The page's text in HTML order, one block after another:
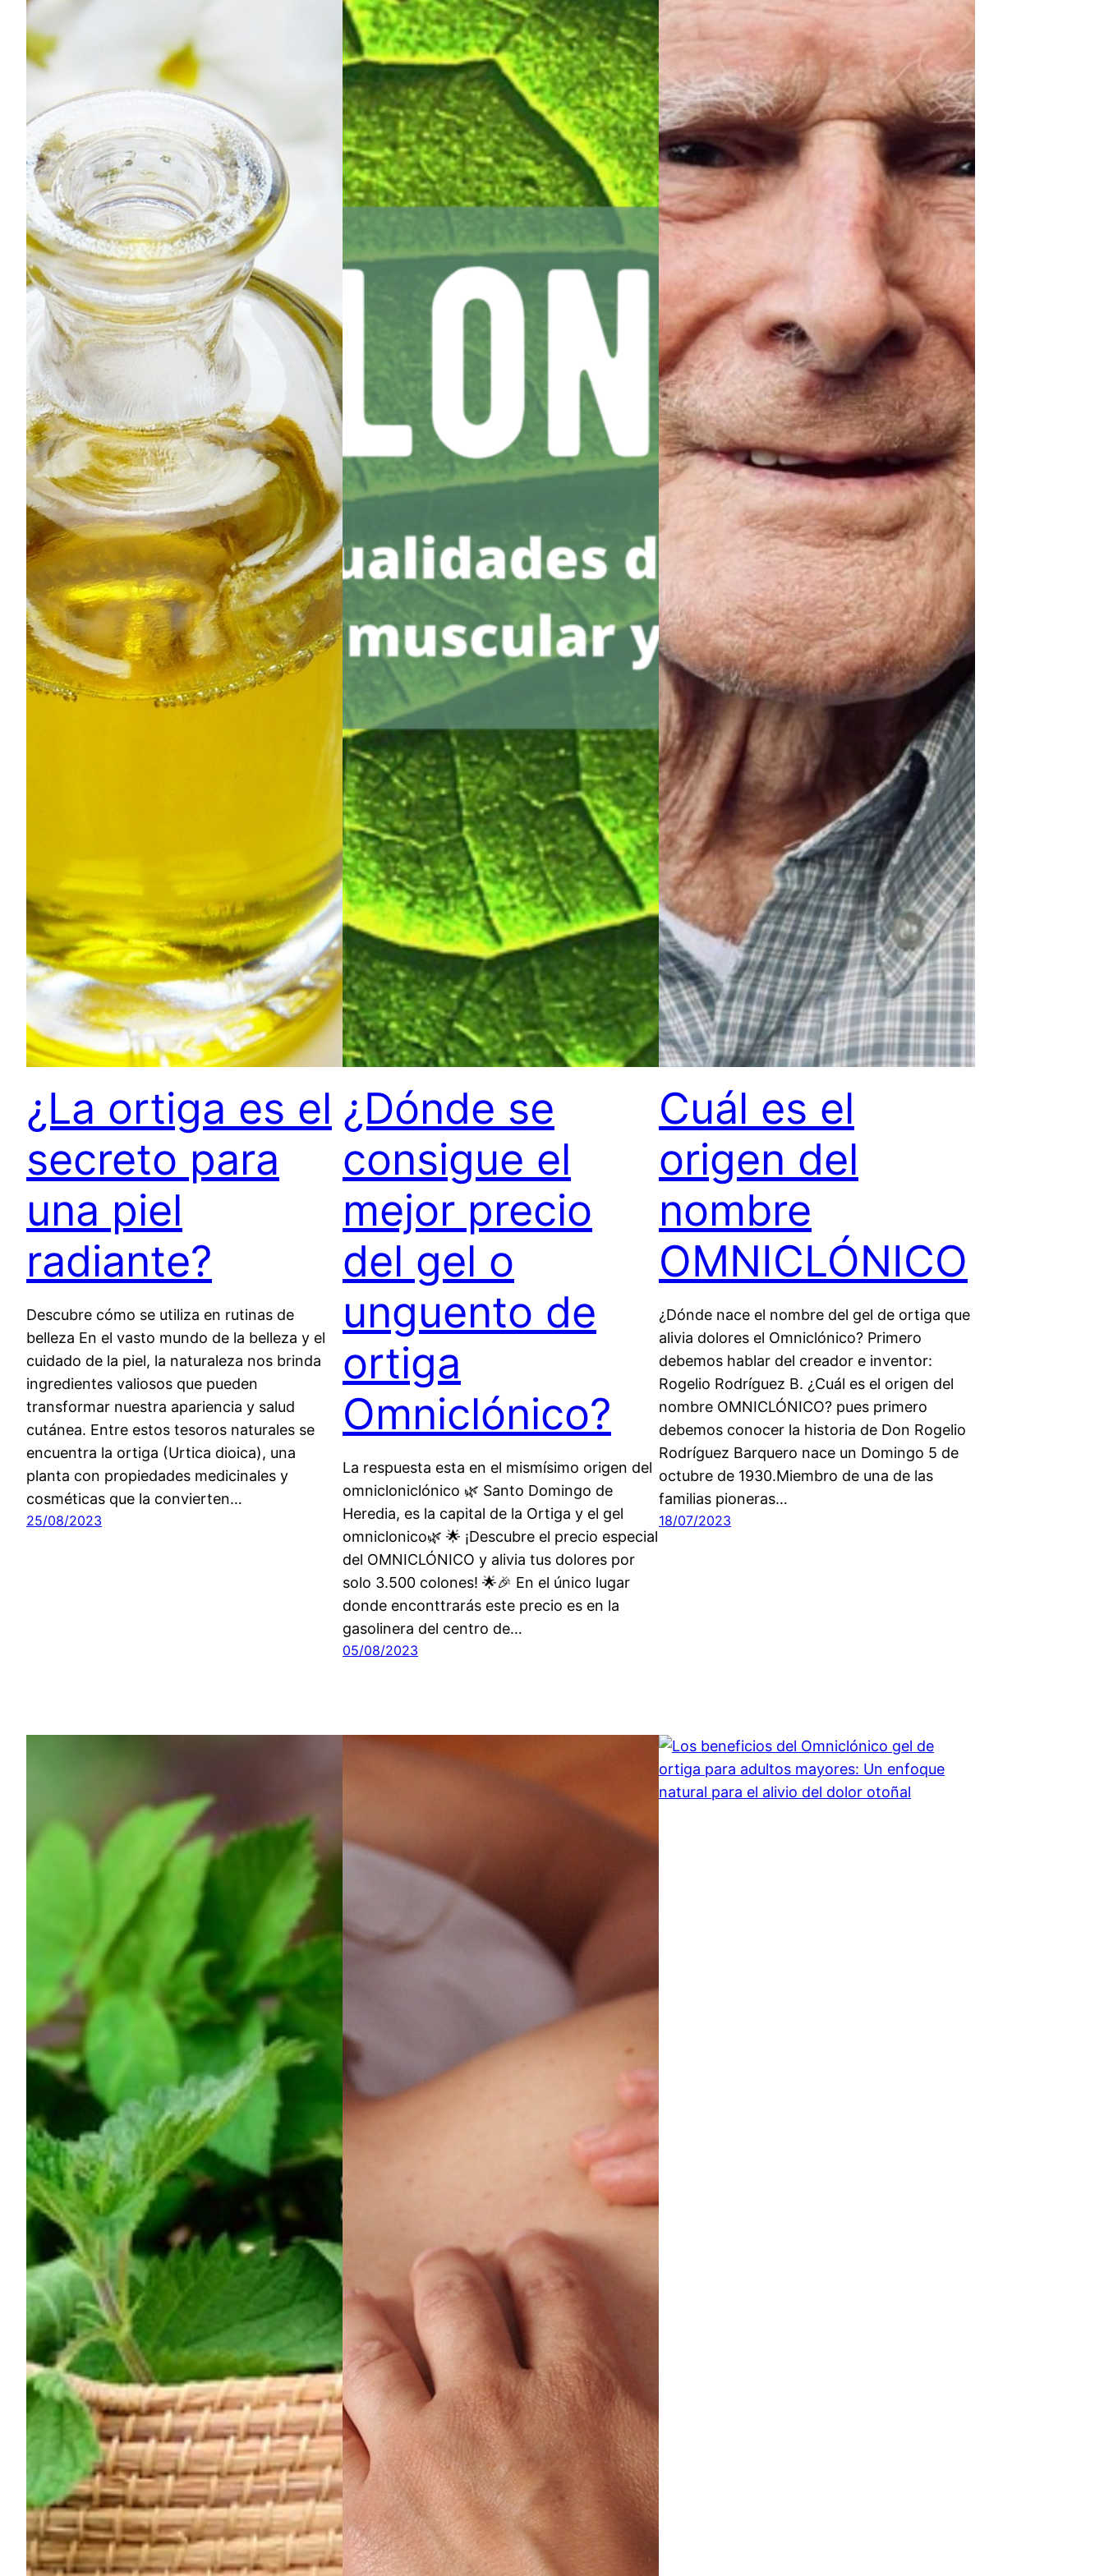
¿La ortiga es el
secreto para
una piel
radiante?
Descubre cómo se utiliza en rutinas de
belleza En el vasto mundo de la belleza y el
cuidado de la piel, la naturaleza nos brinda
ingredientes valiosos que pueden
transformar nuestra apariencia y salud
cutánea. Entre estos tesoros naturales se
encuentra la ortiga (Urtica dioica), una
planta con propiedades medicinales y
cosméticas que la convierten…
25/08/2023
¿Dónde se
consigue el
mejor precio
del gel o
unguento de
ortiga
Omniclónico?
La respuesta esta en el mismísimo origen del
omnicloniclónico 🌿 Santo Domingo de
Heredia, es la capital de la Ortiga y el gel
omniclonico🌿 🌟 ¡Descubre el precio especial
del OMNICLÓNICO y alivia tus dolores por
solo 3.500 colones! 🌟🎉 En el único lugar
donde enconttrarás este precio es en la
gasolinera del centro de…
05/08/2023
Cuál es el
origen del
nombre
OMNICLÓNICO
¿Dónde nace el nombre del gel de ortiga que
alivia dolores el Omniclónico? Primero
debemos hablar del creador e inventor:
Rogelio Rodríguez B. ¿Cuál es el origen del
nombre OMNICLÓNICO? pues primero
debemos conocer la historia de Don Rogelio
Rodríguez Barquero nace un Domingo 5 de
octubre de 1930.Miembro de una de las
familias pioneras…
18/07/2023